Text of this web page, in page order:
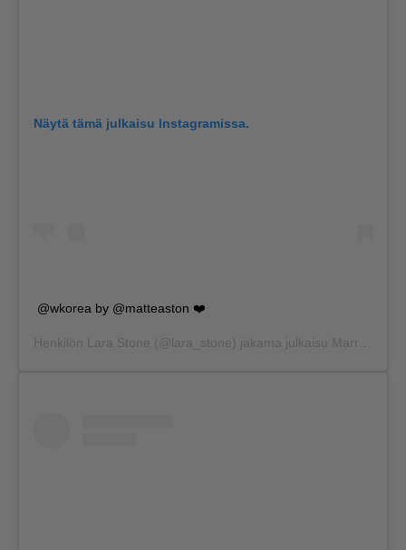
Näytä tämä julkaisu Instagramissa.
@wkorea by @matteaston ❤️
Henkilön Lara Stone (@lara_stone) jakama julkaisu Marras 16, 2017 kello 10.06 PST